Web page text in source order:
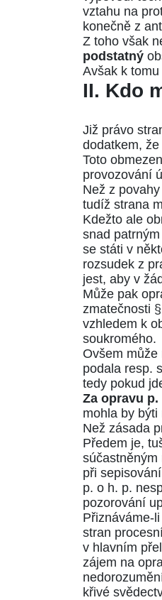
vztahu na
konečně z
Z toho však
podstatný
Avšak k
II. Kdo
Již právo
dodatkem,
Toto
provozování
Než z
tudíž strana
Kdežto ale
snad
se státi v
rozsudek z
jest, aby v
Může pak
zmatečnosti
vzhledem k
soukromého.
Ovšem může
podala resp.
tedy pokud
Za opravu
mohla by
Než zásada
Předem je,
súčastněným
při
p. o h. p.
pozorování
Přiznáváme-
stran
v hlavním
zájem na
křivé